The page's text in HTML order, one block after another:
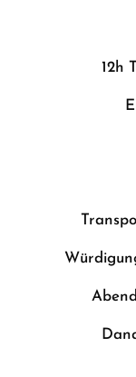
12h